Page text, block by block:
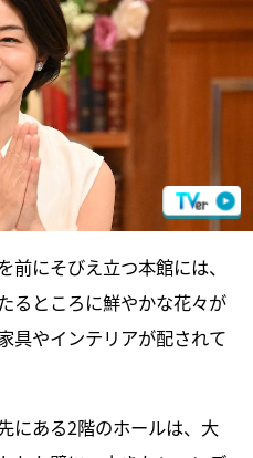
にそびえ立つ本館には、
るところに鮮やかな花々が
具やインテリアが配されて
にある2階のホールは、大